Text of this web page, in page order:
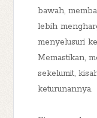
bawah,
lebih
menyelusuri
Memastikan,
sekelumit,
keturunannya.